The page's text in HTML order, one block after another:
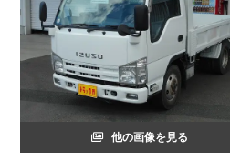
他の画像を見る